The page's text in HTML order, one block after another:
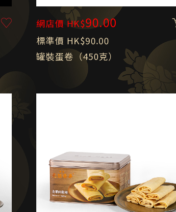
網店價 HK$90.00
標準價 HK$90.00
罐裝蛋卷（450克）